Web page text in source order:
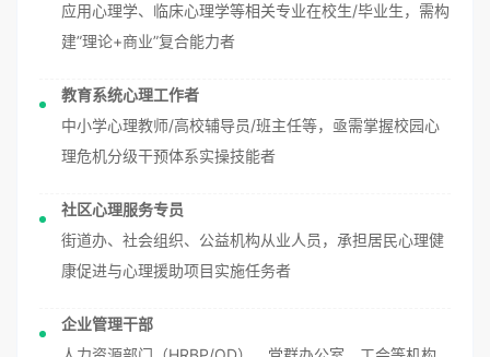
应用心理学、临床心理学等相关专业在校生/毕业生，需构
建”理论+商业”复合能力者
教育系统心理工作者
中小学心理教师/高校辅导员/班主任等，亟需掌握校园心
理危机分级干预体系实操技能者
社区心理服务专员
街道办、社会组织、公益机构从业人员，承担居民心理健
康促进与心理援助项目实施任务者
企业管理干部